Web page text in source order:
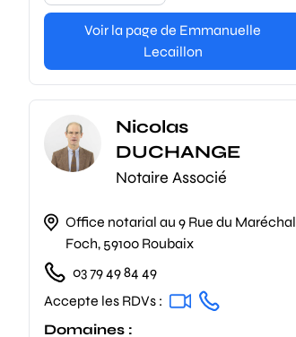
Voir la page de Emmanuelle
Lecaillon
Nicolas
DUCHANGE
Notaire Associé
Office notarial au 9 Rue du Maréchal
Foch, 59100 Roubaix
03 79 49 84 49
Accepte les RDVs :
Domaines :